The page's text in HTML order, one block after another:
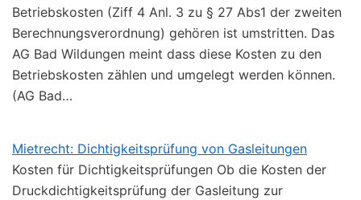
Betriebskosten (Ziff 4 Anl. 3 zu § 27 Abs1 der zweiten
Berechnungsverordnung) gehören ist umstritten. Das
AG Bad Wildungen meint dass diese Kosten zu den
Betriebskosten zählen und umgelegt werden können.
(AG Bad…
Mietrecht: Dichtigkeitsprüfung von Gasleitungen
Kosten für Dichtigkeitsprüfungen Ob die Kosten der
Druckdichtigkeitsprüfung der Gasleitung zur